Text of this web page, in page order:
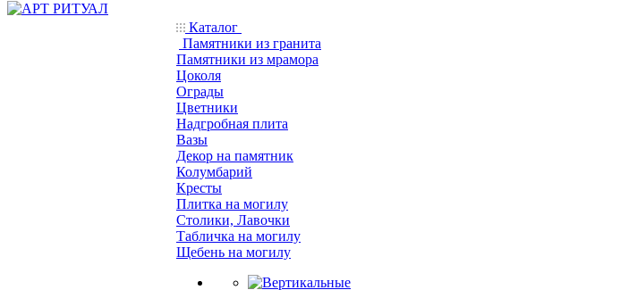
Каталог
Памятники из гранита
Памятники из мрамора
Цоколя
Ограды
Цветники
Надгробная плита
Вазы
Декор на памятник
Колумбарий
Кресты
Плитка на могилу
Столики, Лавочки
Табличка на могилу
Щебень на могилу